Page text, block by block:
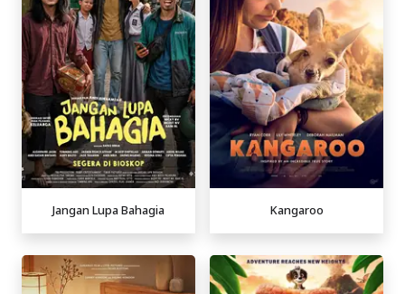
Jangan Lupa Bahagia Kangaroo